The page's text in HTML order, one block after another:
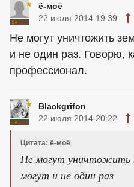
ё-моё
22 июля 2014 19:39
Не могут уничтожить
и не один раз. Говорю,
профессионал.
Blackgrifon
22 июля 2014 20:22
Цитата: ё-моё
Не могут уничтожить
могут и не один раз